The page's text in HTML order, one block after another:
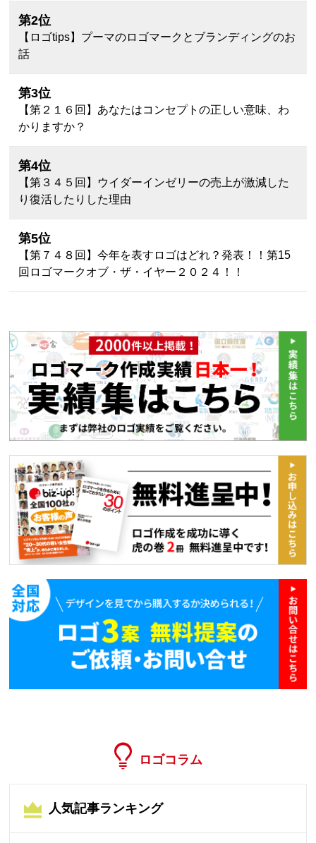
第2位
【ロゴtips】プーマのロゴマークとブランディングのお
話
第3位
【第２１６回】あなたはコンセプトの正しい意味、わ
かりますか？
第4位
【第３４５回】ウイダーインゼリーの売上が激減した
り復活したりした理由
第5位
【第７４８回】今年を表すロゴはどれ？発表！！第15
回ロゴマークオブ・ザ・イヤー２０２４！！
ロゴコラム
人気記事ランキング